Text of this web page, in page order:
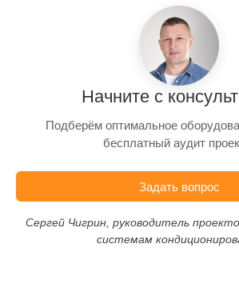
Начните с
Подберём оптимальное
бесплатный аудит
Задать вопрос
Сергей Чигрин, руководитель
системам